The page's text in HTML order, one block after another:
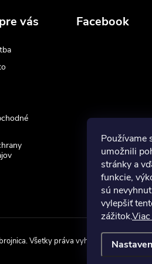
Používame
umožnili
stránky a
funkcie,
sú
vylepšiť
zážitok.
vás Facebook
. Všetky práva vyhradené.Upraviť